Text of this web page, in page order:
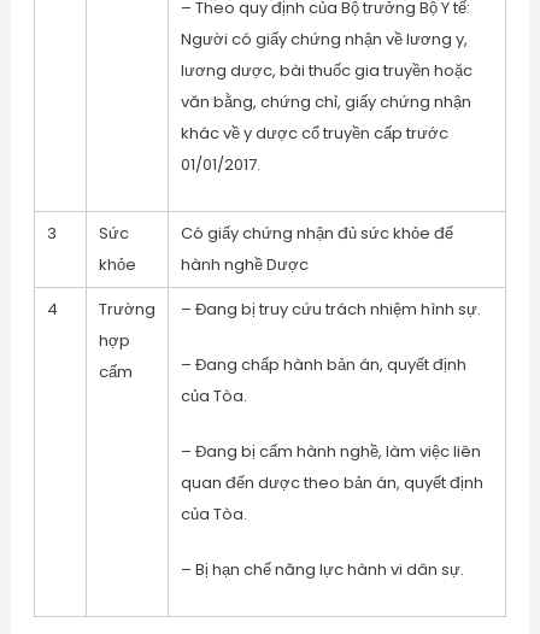
– Theo quy định của Bộ trưởng Bộ Y tế:
Người có giấy chứng nhận về lương y,
lương dược, bài thuốc gia truyền hoặc
văn bằng, chứng chỉ, giấy chứng nhận
khác về y dược cổ truyền cấp trước
01/01/2017.
3
Sức
khỏe
Có giấy chứng nhận đủ sức khỏe để
hành nghề Dược
4
Trường
hợp
cấm
– Đang bị truy cứu trách nhiệm hình sự.
– Đang chấp hành bản án, quyết định
của Tòa.
– Đang bị cấm hành nghề, làm việc liên
quan đến dược theo bản án, quyết định
của Tòa.
– Bị hạn chế năng lực hành vi dân sự.